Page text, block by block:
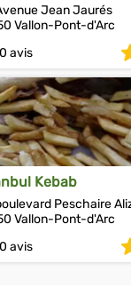
Jean Jaurés
Vallon-Pont-d'Arc
0 avis
Kebab
Peschaire
Vallon-Pont-d'Arc
0 avis